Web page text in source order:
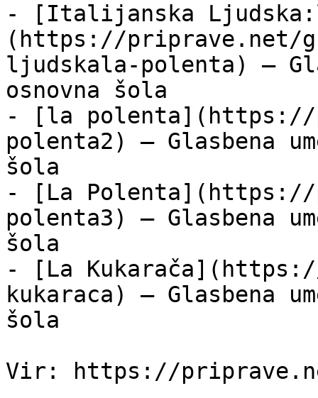
- [Italijanska
(https://priprave.net/
ljudskala-polenta) —
osnovna šola
- [la polenta](https://
polenta2) — Glasbena
šola
- [La
polenta3) — Glasbena
šola
- [La
kukaraca) — Glasbena
šola